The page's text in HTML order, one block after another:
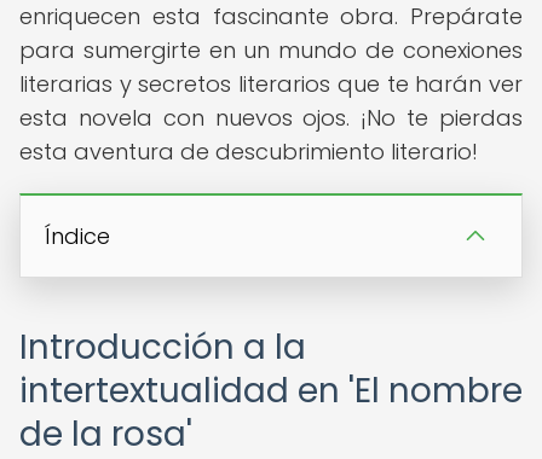
enriquecen esta fascinante obra. Prepárate
para sumergirte en un mundo de conexiones
literarias y secretos literarios que te harán ver
esta novela con nuevos ojos. ¡No te pierdas
esta aventura de descubrimiento literario!
Índice
Introducción a la
intertextualidad en 'El nombre
de la rosa'